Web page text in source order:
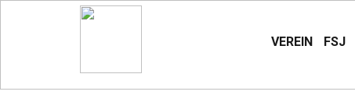
VEREIN FSJ